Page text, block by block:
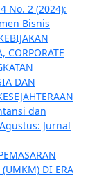
No. 2 (2024):
Bisnis
CORPORATE
DAN
dan
Jurnal
DI ERA